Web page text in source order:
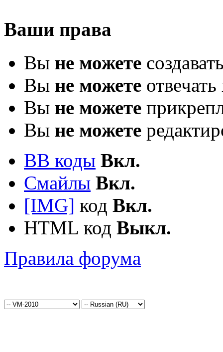
Ваши права
Вы не можете
Вы не можете
Вы не можете
Вы не можете
BB коды Вкл.
Смайлы Вкл.
[IMG] код Вкл.
HTML код Выкл.
Правила форума